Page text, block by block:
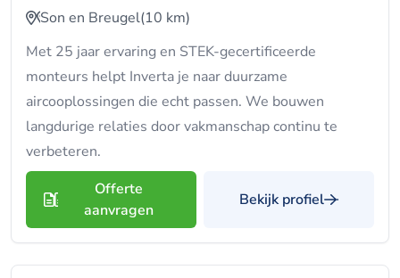
Son en Breugel(10 km)
Met 25 jaar ervaring en STEK-gecertificeerde
monteurs helpt Inverta je naar duurzame
aircooplossingen die echt passen. We bouwen
langdurige relaties door vakmanschap continu te
verbeteren.
Offerte
aanvragen
Bekijk profiel